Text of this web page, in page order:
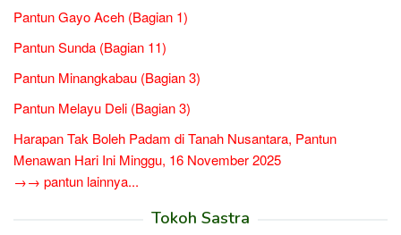
Pantun Gayo Aceh (Bagian 1)
Pantun Sunda (Bagian 11)
Pantun Minangkabau (Bagian 3)
Pantun Melayu Deli (Bagian 3)
Harapan Tak Boleh Padam di Tanah Nusantara, Pantun
Menawan Hari Ini Minggu, 16 November 2025
→→ pantun lainnya...
Tokoh Sastra